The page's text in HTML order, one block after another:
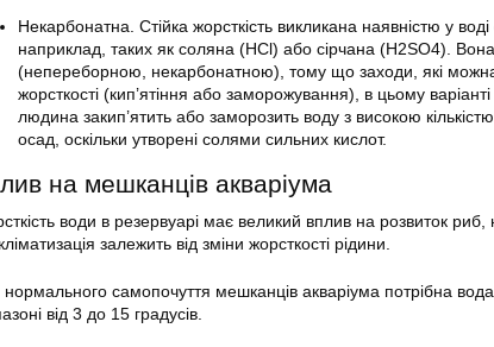
Некарбонатна. Стійка жорсткість викликана наявністю у
наприклад, таких як соляна (HCl) або сірчана (H2SO4).
(непереборною, некарбонатною), тому що заходи, які
жорсткості (кип’ятіння або заморожування), в цьому
людина закип’ятить або заморозить воду з високою
осад, оскільки утворені солями сильних кислот.
на мешканців акваріума
води в резервуарі має великий вплив на розвиток риб,
залежить від зміни жорсткості рідини.
самопочуття мешканців акваріума потрібна
від 3 до 15 градусів.